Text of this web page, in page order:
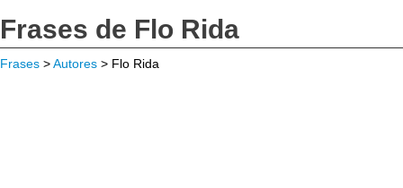
Frases de Flo Rida
Frases >Autores > Flo Rida